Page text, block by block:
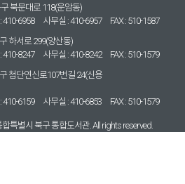
북문대로 118(운암동)
410-6958 사무실 :410-6957 FAX : 510-1587
하서로 299(양산동)
410-8247 사무실 :410-8242 FAX : 510-1579
첨단연신로107번길 24(신용
410-6159 사무실 :410-6853 FAX : 510-1579
특별시 북구 통합도서관. All rights reserved.